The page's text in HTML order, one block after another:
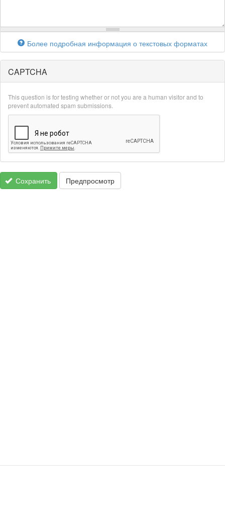
Более подробная информация о текстовых форматах
CAPTCHA
This question is for testing whether or not you are a human visitor and to
prevent automated spam submissions.
Сохранить Предпросмотр